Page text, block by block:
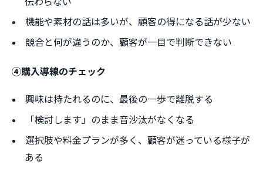
機能や素材の話は多いが、顧客の得になる話が少ない
競合と何が違うのか、顧客が一目で判断できない
④購入導線のチェック
興味は持たれるのに、最後の一歩で離脱する
「検討します」のまま音沙汰がなくなる
選択肢や料金プランが多く、顧客が迷っている様子が
ある